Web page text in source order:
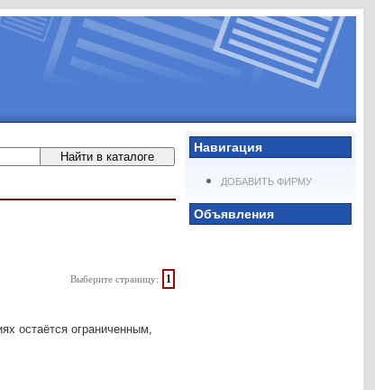
Навигация
ДОБАВИТЬ ФИРМУ
Объявления
Выберите страницу: 1
остаётся ограниченным,